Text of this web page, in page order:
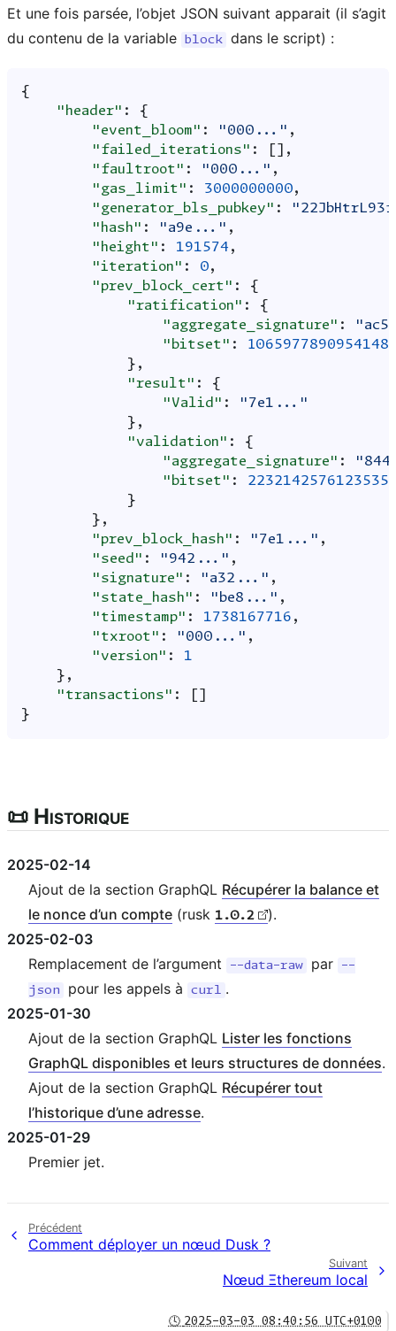
Et une fois parsée, l’objet JSON suivant apparait (il s’agit
du contenu de la variable
block dans le script) :
{
"header" :
{
"event_bloom" : "000..." ,
"failed_iterations" :
[],
"faultroot" : "000..." ,
"gas_limit" : 3000000000 ,
"generator_bls_pubkey" :
"hash" : "a9e..." ,
"height" : 191574 ,
"iteration" : 0 ,
"prev_block_cert" :
{
"ratification" :
{
"aggregate_signature" :
"bitset" :
},
"result" :
{
"Valid" :
"7e1..."
},
"validation" :
{
"aggregate_signature" :
"bitset" :
2232142576123535
}
},
"prev_block_hash" : "7e1..." ,
"seed" : "942..." ,
"signature" : "a32..." ,
"state_hash" : "be8..." ,
"timestamp" : 1738167716 ,
"txroot" : "000..." ,
"version" :
1
},
"transactions" :
}
📜 Historique
2025-02-14
Ajout de la section GraphQL Récupérer la balance et
le nonce d’un compte (rusk 1.0.2
).
2025-02-03
Remplacement de l’argument
--data-raw par
--
json
pour les appels à curl .
2025-01-30
Ajout de la section GraphQL Lister les fonctions
GraphQL disponibles et leurs structures de données.
Ajout de la section GraphQL Récupérer tout
l’historique d’une adresse.
2025-01-29
Premier jet.
Précédent
Comment déployer un nœud Dusk ?
Suivant
Nœud Ξthereum local
🕓 2025-03-03 08:40:56 UTC+0100